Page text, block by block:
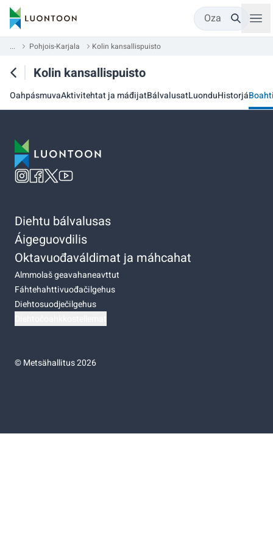
Oza
... Pohjois-Karjala Kolin kansallispuisto
Kolin kansallispuisto
OahpásmuvaAktivitehtat ja máđijatBálvalusatLuonduHistorjá
Diehtu bálvalusas
Áigeguovdilis
Oktavuođaváldimat ja máhcahat
Almmolaš geavahaneavttut
Fáhtehahttivuođačilgehus
Diehtosuodječilgehus
©Metsähallitus 2026